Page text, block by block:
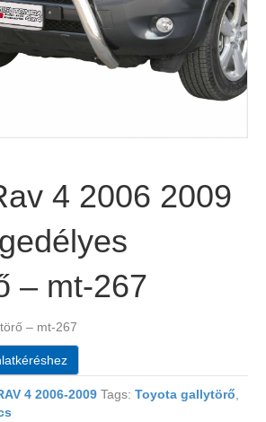
4 2006 2009
– mt-267
– mt-267
4 2006-2009 Tags: Toyota gallytörő,